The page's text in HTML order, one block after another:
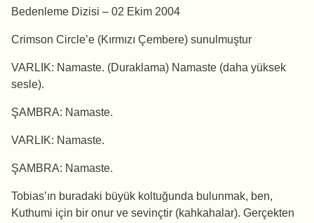
Bedenleme Dizisi – 02 Ekim 2004
Crimson Circle’e (Kırmızı Çembere) sunulmuştur
VARLIK: Namaste. (Duraklama) Namaste (daha yüksek
sesle).
ŞAMBRA: Namaste.
VARLIK: Namaste.
ŞAMBRA: Namaste.
Tobias’ın buradaki büyük koltuğunda bulunmak, ben,
Kuthumi için bir onur ve sevinçtir (kahkahalar). Gerçekten